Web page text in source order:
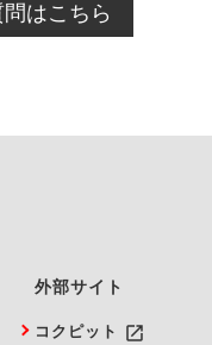
は、直接ご予約いた
はこちら
外部サイト
コクピット launch